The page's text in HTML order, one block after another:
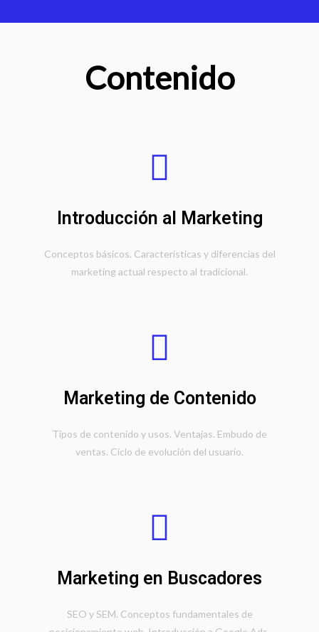
Contenido
Introducción al Marketing
Conceptos básicos. Características y diferencias del
marketing actual respecto al tradicional.
Marketing de Contenido
Tipos de contenido y usos. Ventajas. Embudo de
ventas. Ciclo de evolución del usuario.
Marketing en Buscadores
SEO y SEM. Conceptos fundamentales de